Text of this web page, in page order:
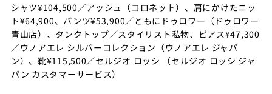
シャツ¥104,500／アッシュ（コロネット）、肩にかけたニッ
ト¥64,900、パンツ¥53,900／ともにドゥロワー（ドゥロワー
青山店）、タンクトップ／スタイリスト私物、ピアス¥47,300
／ウノアエレ シルバーコレクション（ウノアエレ ジャパ
ン）、靴¥115,500／セルジオ ロッシ （セルジオ ロッシ ジャ
パン カスタマーサービス）